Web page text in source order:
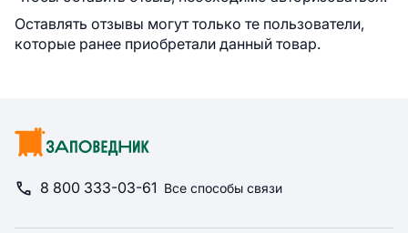
Оставлять отзывы могут только те пользователи,
которые ранее приобретали данный товар.
8 800 333-03-61 Все способы связи